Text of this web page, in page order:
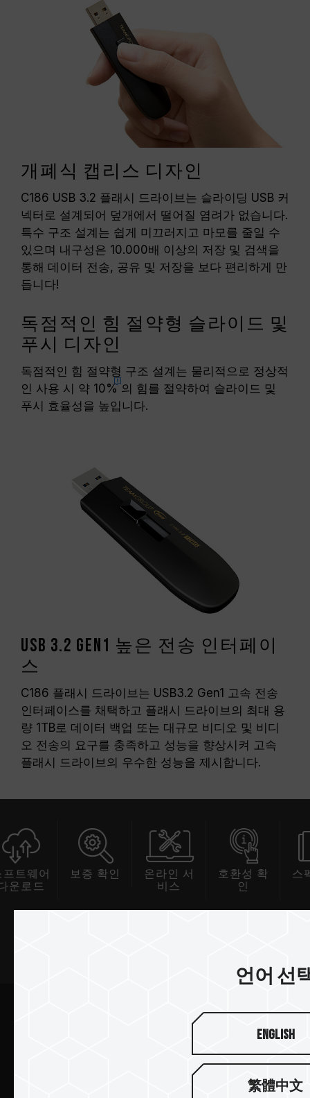
개폐식 캡리스 디자인
C186 USB 3.2 플래시 드라이브는 슬라이딩 USB 커
넥터로 설계되어 덮개에서 떨어질 염려가 없습니다.
특수 구조 설계는 쉽게 미끄러지고 마모를 줄일 수
있으며 내구성은 10.000배 이상의 저장 및 검색을
통해 데이터 전송, 공유 및 저장을 보다 편리하게 만
듭니다!
독점적인 힘 절약형 슬라이드 및
푸시 디자인
독점적인 힘 절약형 구조 설계는 물리적으로 정상적
인 사용 시 약 10%의 힘를 절약하여 슬라이드 및
푸시 효율성을 높입니다.
USB 3.2 Gen1 높은 전송 인터페이
스
C186 플래시 드라이브는 USB3.2 Gen1 고속 전송
인터페이스를 채택하고 플래시 드라이브의 최대 용
량 1TB로 데이터 백업 또는 대규모 비디오 및 비디
오 전송의 요구를 충족하고 성능을 향상시켜 고속
플래시 드라이브의 우수한 성능을 제시합니다.
웨어
로드
보증 확인
온라인 서
비스
호환성 확
스펙
언어 선
English
繁體中文